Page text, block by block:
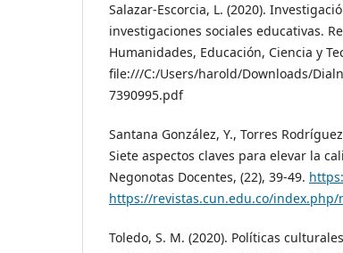
Salazar-Escorcia, L. (2020).
investigaciones sociales educativas.
Humanidades, Educación, Ciencia y
file:///C:/Users/harold/Downloads/
7390995.pdf
Santana González, Y., Torres
Siete aspectos claves para elevar la
Negonotas Docentes, (22), 39-49.
https://revistas.cun.edu.co/
Toledo, S. M. (2020). Políticas